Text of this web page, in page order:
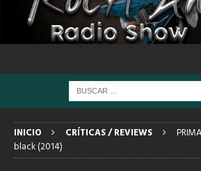
INICIO CRÍTICAS / REVIEWS
black (2014)